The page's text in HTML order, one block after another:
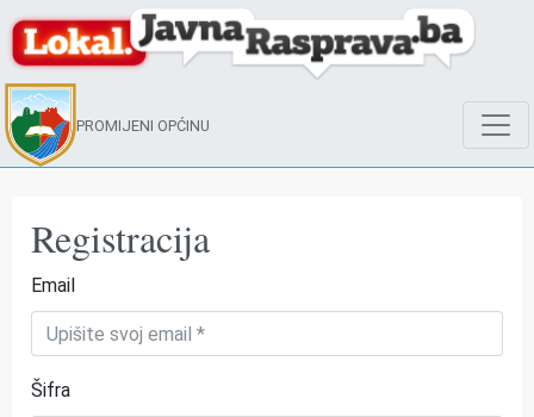
PROMIJENI OPĆINU
Registracija
Email
Šifra